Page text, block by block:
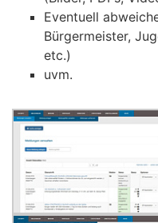
Eventuell
Bürgermeister,
etc.)
uvm.